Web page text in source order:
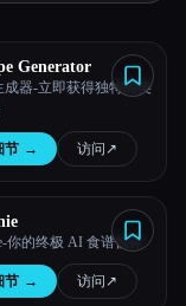
Generator
器-立即获得独特而美
节 → 访问 ↗︎
你的终极 AI 食谱伙伴
节 → 访问 ↗︎